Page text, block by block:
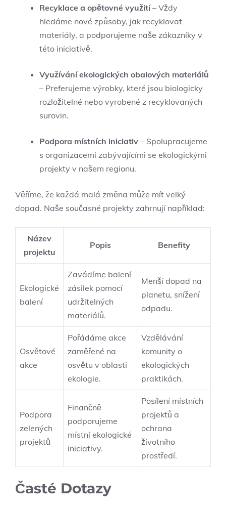
Recyklace a opětovné využití– Vždy
hledáme nové způsoby, jak recyklovat
materiály, a podporujeme naše zákazníky v
této iniciativě.
Využívání ekologických obalových materiálů
– Preferujeme výrobky, které jsou biologicky
rozložitelné nebo vyrobené z recyklovaných
surovin.
Podpora místních iniciativ – Spolupracujeme
s organizacemi zabývajícími se ekologickými
projekty v našem regionu.
Věříme, že každá malá změna může mít velký
dopad. Naše současné projekty zahrnují například:
Název
projektu
Popis Benefity
Ekologické
balení
Zavádíme balení
zásilek pomocí
udržitelných
materiálů.
Menší dopad na
planetu, snížení
odpadu.
Osvětové
akce
Pořádáme akce
zaměřené na
osvětu v oblasti
ekologie.
Vzdělávání
komunity o
ekologických
praktikách.
Podpora
zelených
projektů
Finančně
podporujeme
místní ekologické
iniciativy.
Posílení místních
projektů a
ochrana
životního
prostředí.
Časté Dotazy